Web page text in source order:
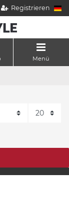
Registrieren
Menü